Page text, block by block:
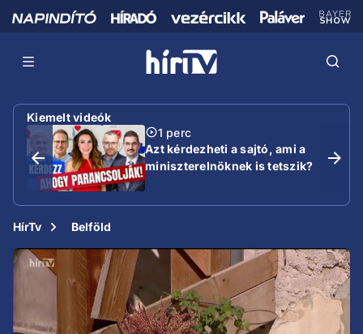
Kiemelt videók
1 perc
Azt kérdezheti a sajtó, ami a
miniszterelnöknek is tetszik?
HírTv Belföld